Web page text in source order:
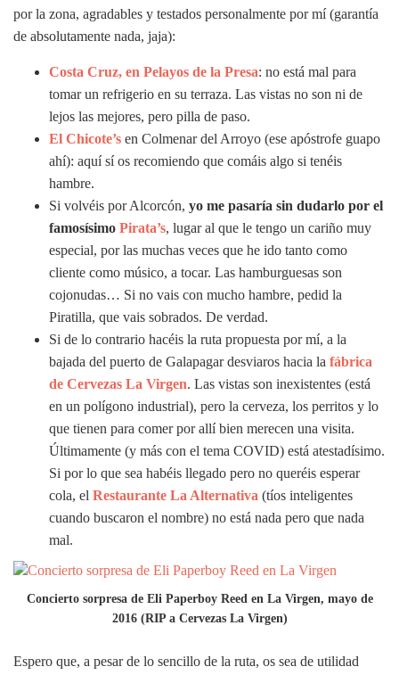
por la zona, agradables y testados personalmente por mí (garantía
de absolutamente nada, jaja):
Costa Cruz, en Pelayos de la Presa: no está mal para
tomar un refrigerio en su terraza. Las vistas no son ni de
lejos las mejores, pero pilla de paso.
El Chicote’s en Colmenar del Arroyo (ese apóstrofe guapo
ahí): aquí sí os recomiendo que comáis algo si tenéis
hambre.
Si volvéis por Alcorcón, yo me pasaría sin dudarlo por el
famosísimo Pirata’s, lugar al que le tengo un cariño muy
especial, por las muchas veces que he ido tanto como
cliente como músico, a tocar. Las hamburguesas son
cojonudas… Si no vais con mucho hambre, pedid la
Piratilla, que vais sobrados. De verdad.
Si de lo contrario hacéis la ruta propuesta por mí, a la
bajada del puerto de Galapagar desviaros hacia la fábrica
de Cervezas La Virgen. Las vistas son inexistentes (está
en un polígono industrial), pero la cerveza, los perritos y lo
que tienen para comer por allí bien merecen una visita.
Últimamente (y más con el tema COVID) está atestadísimo.
Si por lo que sea habéis llegado pero no queréis esperar
cola, el Restaurante La Alternativa (tíos inteligentes
cuando buscaron el nombre) no está nada pero que nada
mal.
Concierto sorpresa de Eli Paperboy Reed en La Virgen, mayo de
2016 (RIP a Cervezas La Virgen)
Espero que, a pesar de lo sencillo de la ruta, os sea de utilidad